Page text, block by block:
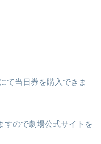
て当日券を購入できま
ので劇場公式サイトを